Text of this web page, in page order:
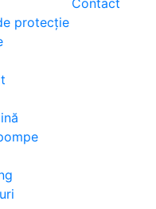
protecție
Contact